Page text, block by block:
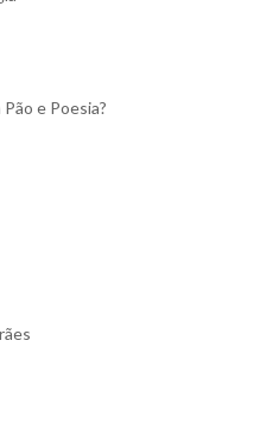
e Poesia?